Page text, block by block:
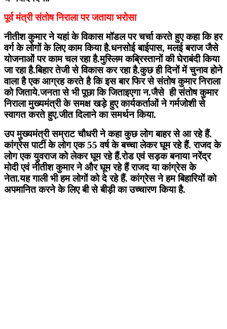
पूर्व मंत्री संतोष निराला पर जताया भरोसा
नीतीश कुमार ने यहां के विकास मॉडल पर चर्चा करते हुए कहा कि हर
वर्ग के लोगों के लिए काम किया है.धनसोई बाईपास, मलई बराज जैसे
योजनाओं पर काम चल रहा है.मुस्लिम कब्रिस्तानों की घेराबंदी किया
जा रहा है.बिहार तेजी से विकास कर रहा है.कुछ ही दिनों में चुनाव होने
वाला है एक आग्रह करते है कि इस बार फिर से संतोष कुमार निराला
को जिताये.जनता से भी पूछा कि जिताइएगा न.जैसे ही संतोष कुमार
निराला मुख्यमंत्री के समक्ष खड़े हुए कार्यकर्ताओं ने गर्मजोशी से
स्वागत करते हुए.जीत दिलाने का समर्थन किया.
उप मुख्यमंत्री सम्राट चौधरी ने कहा कुछ लोग बाहर से आ रहे हैं.
कांग्रेस पार्टी के लोग एक 55 वर्ष के बच्चा लेकर घूम रहे हैं. राजद के
लोग एक युवराज को लेकर घूम रहे हैं.रोड एवं सड़क बनाया नरेंद्र
मोदी एवं नीतीश कुमार ने और घूम रहे हैं राजद या कांग्रेस के
नेता.यह गाली भी हम लोगों को दे रहे हैं. कांग्रेस ने हम बिहारियों को
अपमानित करने के लिए बी से बीड़ी का उच्चारण किया है.